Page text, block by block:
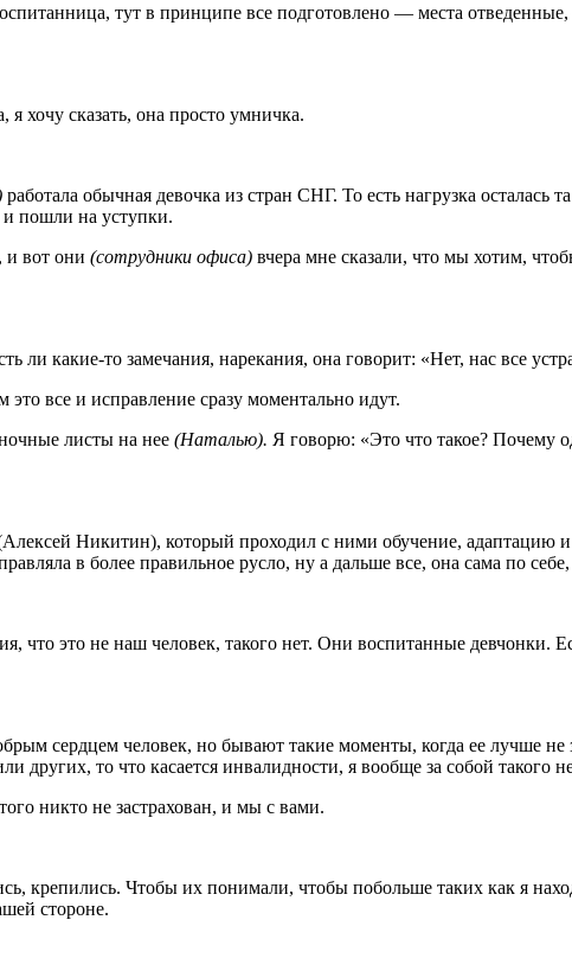
тут в принципе все подготовлено — места
хочу сказать, она просто умничка.
работала обычная девочка из стран СНГ. То есть нагрузка осталась
и пошли на уступки.
и вот они (сотрудники офиса) вчера мне сказали, что мы хотим,
какие-то замечания, нарекания, она говорит: «Нет, нас все
все и исправление сразу моментально идут.
листы на нее (Наталью). Я говорю: «Это что такое? Почему
Никитин), который проходил с ними обучение, адаптацию
в более правильное русло, ну а дальше все, она сама по себе,
это не наш человек, такого нет. Они воспитанные девчонки.
сердцем человек, но бывают такие моменты, когда ее лучше не
других, то что касается инвалидности, я вообще за собой такого
никто не застрахован, и мы с вами.
крепились. Чтобы их понимали, чтобы побольше таких как я
стороне.